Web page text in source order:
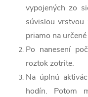
vypojených zo
súvislou
priamo na
Po nanesení
roztok zotrite.
Na úplnú
hodín. Potom